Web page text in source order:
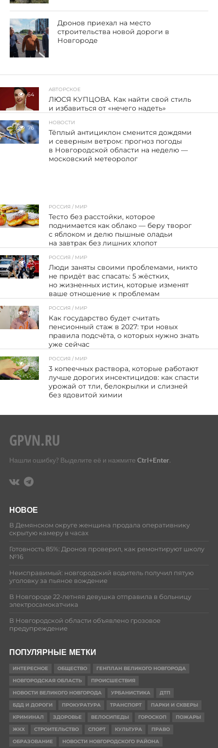
Дронов приехал на место
строительства новой дороги в
Новгороде
64
АВТОРСКОЕ
ЛЮСЯ КУПЦОВА. Как найти свой стиль
и избавиться от «нечего надеть»
76
НОВОСТИ
Тёплый антициклон сменится дождями
и северным ветром: прогноз погоды
в Новгородской области на неделю —
московский метеоролог
65
РОССИЯ / МИР
Тесто без расстойки, которое
поднимается как облако — беру творог
с яблоком и делю пышные оладьи
на завтрак без лишних хлопот
32
РОССИЯ / МИР
Люди заняты своими проблемами, никто
не придёт вас спасать: 5 жёстких,
но жизненных истин, которые изменят
ваше отношение к проблемам
101
РОССИЯ / МИР
Как государство будет считать
пенсионный стаж в 2027: три новых
правила подсчёта, о которых нужно знать
уже сейчас
88
РОССИЯ / МИР
3 копеечных раствора, которые работают
лучше дорогих инсектицидов: как спасти
урожай от тли, белокрылки и слизней
без ядовитой химии
Нашли ошибку? Выделите её и нажмите Ctrl+Enter.
НОВОЕ
В Демянском округе женщина продала оперативнику
скрытую камеру в часах
Готовность 85%: Дронов проверил, как ремонтируют школу
№16
Неисправимый: новгородский водитель получил пятую
уголовку за пьяное вождение
В Новгороде 22-летняя девушка отправила в больницу
электросамокатчика
В Новгородской области объявлено грозовое
предупреждение
ПОПУЛЯРНЫЕ МЕТКИ
ИНТЕРЕСНОЕ ОБЩЕСТВО
ГЕНПЛАН ВЕЛИКОГО НОВГОРОДА
НОВГОРОДСКАЯ ОБЛАСТЬ
ПРОИСШЕСТВИЯ
НОВОСТИ ВЕЛИКОГО НОВГОРОДА
УРБАНИСТИКА
ДТП
БДД И ДОРОГИ
ПРОКУРАТУРА ТРАНСПОРТ
ПАРКИ И СКВЕРЫ
КРИМИНАЛ
ЗДОРОВЬЕ ВЕЛОСИПЕДЫ ГОРОСКОП
ПОЖАРЫ
ЖКХ
СТРОИТЕЛЬСТВО СПОРТ КУЛЬТУРА
ПРАВО
ОБРАЗОВАНИЕ
НОВОСТИ НОВГОРОДСКОГО РАЙОНА